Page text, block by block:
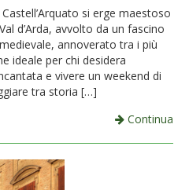
si erge maestoso
d’Arda, avvolto da un fascino
annoverato tra i più
ideale per chi desidera
e vivere un weekend di
tra storia […]
Continua